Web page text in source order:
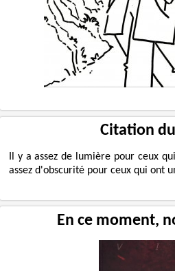
Citation
Il y a assez de lumière pour ceux
assez d'obscurité pour ceux qui ont
En ce moment,